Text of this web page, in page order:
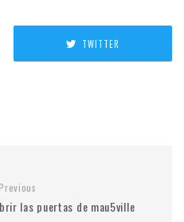
TWITTER
Previous
las puertas de mau5ville